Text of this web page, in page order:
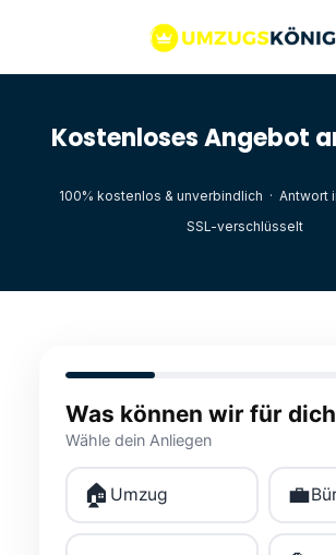
Kostenloses Angebot
100% kostenlos & unverbindlich · Antwort
SSL-verschlüsselt